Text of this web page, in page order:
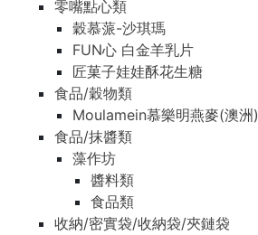
零嘴點心類
穀慕蒎-沙琪瑪
FUN心 白金羊乳片
匠菓子娃娃酥花生糖
食品/穀物類
Moulamein慕樂明燕麥(澳洲)
食品/抹醬類
藻作坊
醬料類
食品類
收納/密實袋/收納袋/夾鏈袋